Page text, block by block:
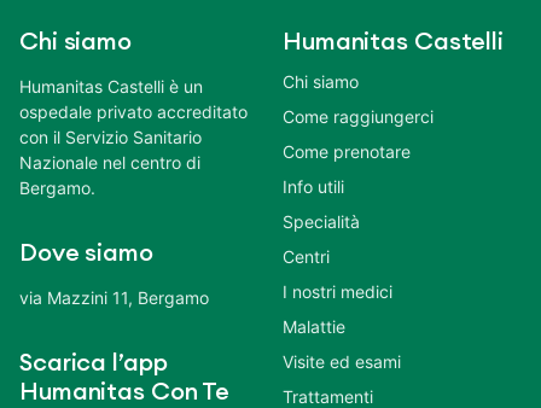
Chi siamo
Humanitas Castelli è un
ospedale privato accreditato
con il Servizio Sanitario
Nazionale nel centro di
Bergamo.
Dove siamo
via Mazzini 11, Bergamo
Scarica l’app
Humanitas Con Te
Humanitas Castelli
Chi siamo
Come raggiungerci
Come prenotare
Info utili
Specialità
Centri
I nostri medici
Malattie
Visite ed esami
Trattamenti